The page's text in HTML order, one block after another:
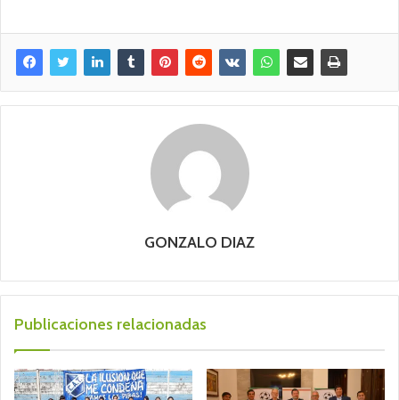
GONZALO DIAZ
Publicaciones relacionadas